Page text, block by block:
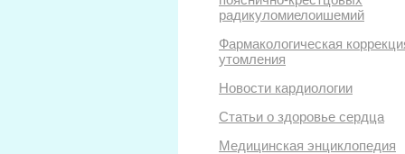
радикуломиелоишемий
Фармакологическая
утомления
Новости кардиологии
Статьи о здоровье сердца
Медицинская энциклопедия